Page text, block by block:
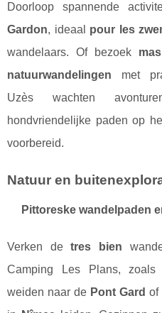
Doorloop spannende
Gardon, ideaal pour les
wandelaars. Of bezoek
natuurwandelingen met
Uzès wachten
hondvriendelijke paden op
voorbereid.
Natuur en
Pittoreske wandelpaden
Verken detres bien
Camping Les Plans,
weiden naar de Pont Gard of